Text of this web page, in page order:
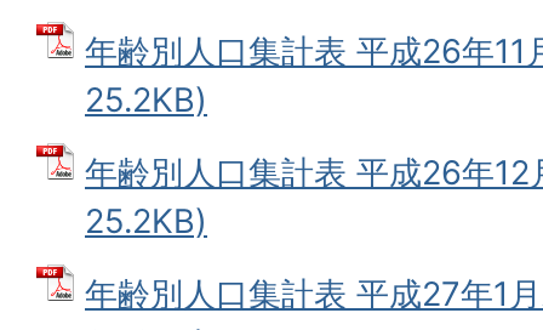
年齢別人口集計表 平成26年
25.2KB)
年齢別人口集計表 平成26年
25.2KB)
年齢別人口集計表 平成27年1